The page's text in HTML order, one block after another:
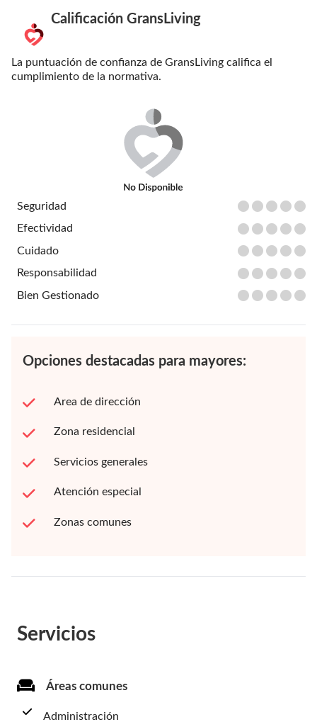
Calificación GransLiving
La puntuación de confianza de GransLiving califica el
cumplimiento de la normativa.
Seguridad
Efectividad
Cuidado
Responsabilidad
Bien Gestionado
Opciones destacadas para mayores:
Area de dirección
Zona residencial
Servicios generales
Atención especial
Zonas comunes
Servicios
Áreas comunes
Administración